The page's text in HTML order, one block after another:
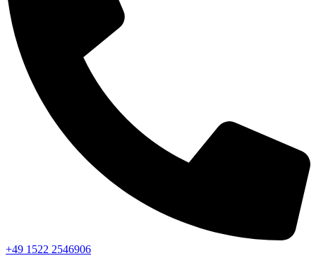
+49 1522 2546906